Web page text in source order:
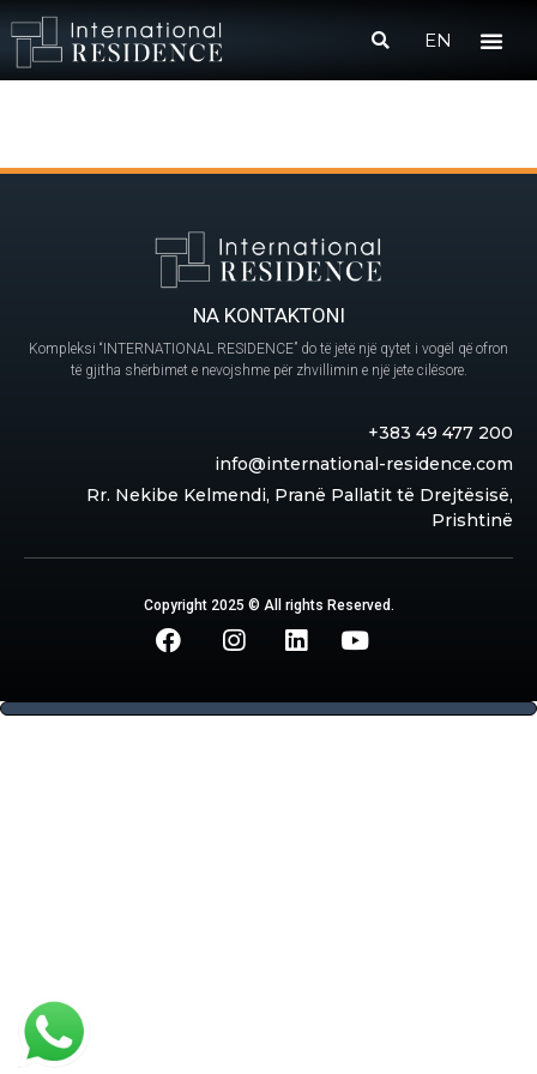
EN
NA KONTAKTONI
Kompleksi “INTERNATIONAL RESIDENCE” do të jetë një qytet i vogël që ofron
të gjitha shërbimet e nevojshme për zhvillimin e një jete cilësore.
+383 49 477 200
info@international-residence.com
Rr. Nekibe Kelmendi, Pranë Pallatit të Drejtësisë,
Prishtinë
Copyright 2025 © All rights Reserved.